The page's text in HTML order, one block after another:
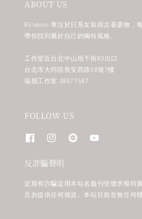
ABOUT US
REreburn 專注於日系女裝與古著選物，
帶你找到屬於自己的獨特風格。
工作室近台北中山地下街R3出口
台北市大同區長安西路58號7樓
瑞朋工作室 38577587
FOLLOW US
反詐騙聲明
近期有詐騙盜用本站名義刊登徵求模特
且勿提供任何個資。本站目前並無任何